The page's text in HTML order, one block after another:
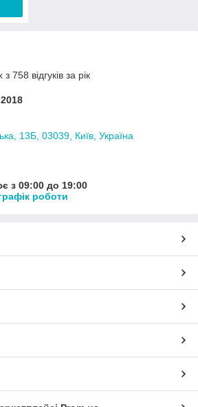
758 відгуків за рік
13Б, 03039, Київ, Україна
з 09:00 до 19:00
роботи